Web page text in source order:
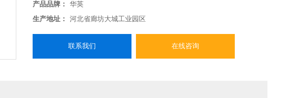
产品品牌：
华英
生产地址：
河北省廊坊大城工业园区
联系我们 在线咨询